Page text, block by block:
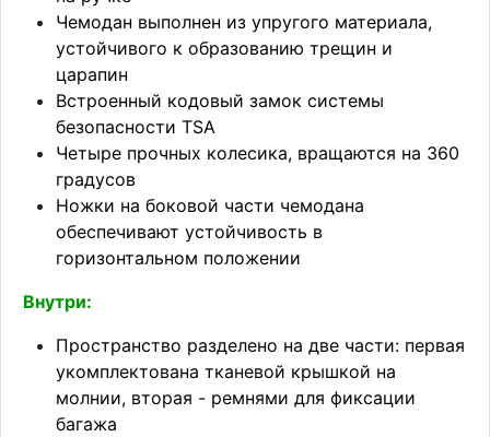
Чемодан выполнен из упругого материала,
устойчивого к образованию трещин и
царапин
Встроенный кодовый замок системы
безопасности TSA
Четыре прочных колесика, вращаются на 360
градусов
Ножки на боковой части чемодана
обеспечивают устойчивость в
горизонтальном положении
Внутри:
Пространство разделено на две части: первая
укомплектована тканевой крышкой на
молнии, вторая - ремнями для фиксации
багажа